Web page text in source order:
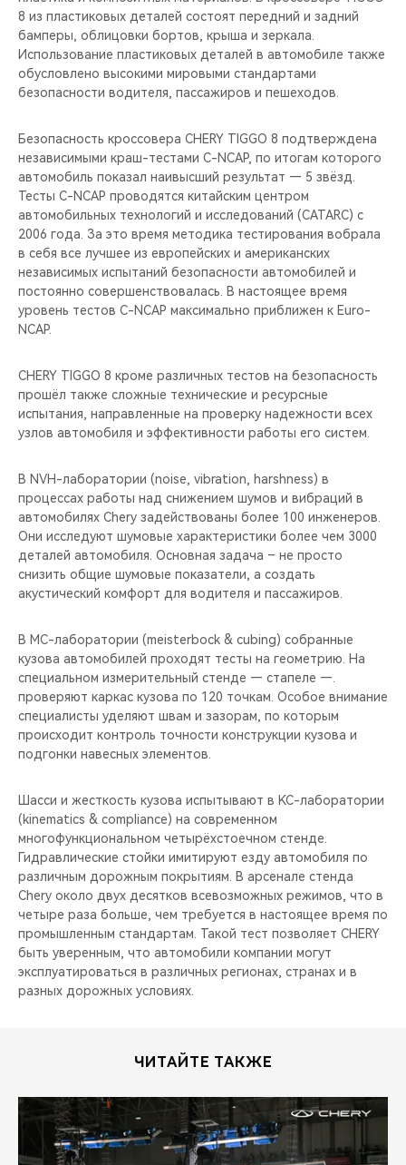
8 из пластиковых деталей состоят передний и задний
бамперы, облицовки бортов, крыша и зеркала.
Использование пластиковых деталей в автомобиле также
обусловлено высокими мировыми стандартами
безопасности водителя, пассажиров и пешеходов.
Безопасность кроссовера CHERY TIGGO 8 подтверждена
независимыми краш-тестами C-NCAP, по итогам которого
автомобиль показал наивысший результат — 5 звёзд.
Тесты C-NCAP проводятся китайским центром
автомобильных технологий и исследований (CATARC) с
2006 года. За это время методика тестирования вобрала
в себя все лучшее из европейских и американских
независимых испытаний безопасности автомобилей и
постоянно совершенствовалась. В настоящее время
уровень тестов C-NCAP максимально приближен к Euro-
NCAP.
CHERY TIGGO 8 кроме различных тестов на безопасность
прошёл также сложные технические и ресурсные
испытания, направленные на проверку надежности всех
узлов автомобиля и эффективности работы его систем.
В NVH-лаборатории (noise, vibration, harshness) в
процессах работы над снижением шумов и вибраций в
автомобилях Chery задействованы более 100 инженеров.
Они исследуют шумовые характеристики более чем 3000
деталей автомобиля. Основная задача – не просто
снизить общие шумовые показатели, а создать
акустический комфорт для водителя и пассажиров.
В MС-лаборатории (meisterbock & cubing) собранные
кузова автомобилей проходят тесты на геометрию. На
специальном измерительный стенде — стапеле —.
проверяют каркас кузова по 120 точкам. Особое внимание
специалисты уделяют швам и зазорам, по которым
происходит контроль точности конструкции кузова и
подгонки навесных элементов.
Шасси и жесткость кузова испытывают в KC-лаборатории
(kinematics & compliance) на современном
многофункциональном четырёхстоечном стенде.
Гидравлические стойки имитируют езду автомобиля по
различным дорожным покрытиям. В арсенале стенда
Chery около двух десятков всевозможных режимов, что в
четыре раза больше, чем требуется в настоящее время по
промышленным стандартам. Такой тест позволяет CHERY
быть уверенным, что автомобили компании могут
эксплуатироваться в различных регионах, странах и в
разных дорожных условиях.
ЧИТАЙТЕ ТАКЖЕ